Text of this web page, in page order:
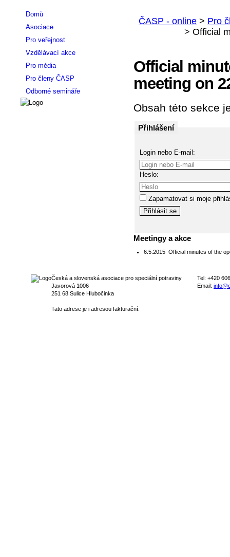
Official
meeting on
Obsah této sekce
Přihlášení
Login nebo E-mail:
Heslo:
Zapamatovat si moje
Meetingy a akce
6.5.2015 Official minutes of the
Domů
Asociace
Pro veřejnost
Vzdělávací akce
Pro média
Pro členy ČASP
Odborné semináře
Česká a slovenská asociace pro speciální potraviny
Javorová 1006
251 68 Sulice Hlubočinka
Tato adrese je i adresou fakturační.
Tel: +420
Email: